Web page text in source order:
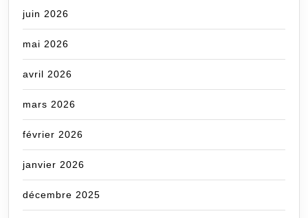
juin 2026
mai 2026
avril 2026
mars 2026
février 2026
janvier 2026
décembre 2025